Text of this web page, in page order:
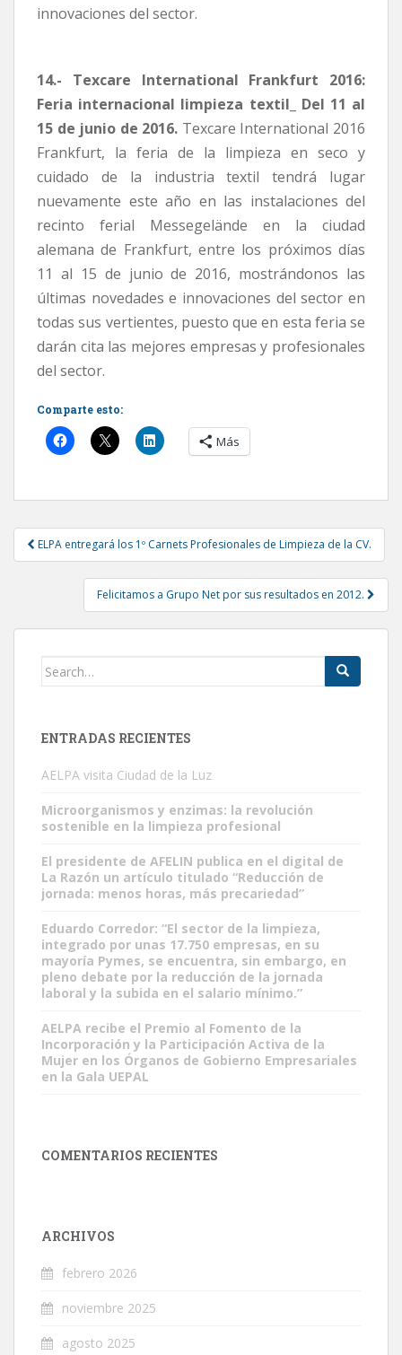
innovaciones del sector.
14.- Texcare International Frankfurt 2016:
Feria internacional limpieza textil_ Del 11 al
15 de junio de 2016. Texcare International 2016
Frankfurt, la feria de la limpieza en seco y
cuidado de la industria textil tendrá lugar
nuevamente este año en las instalaciones del
recinto ferial Messegelände en la ciudad
alemana de Frankfurt, entre los próximos días
11 al 15 de junio de 2016, mostrándonos las
últimas novedades e innovaciones del sector en
todas sus vertientes, puesto que en esta feria se
darán cita las mejores empresas y profesionales
del sector.
Comparte esto:
Más
Post
navigation
ELPA entregará los 1º Carnets Profesionales de Limpieza de la CV.
Felicitamos a Grupo Net por sus resultados en 2012.
Search
ENTRADAS RECIENTES
AELPA visita Ciudad de la Luz
Microorganismos y enzimas: la revolución
sostenible en la limpieza profesional
El presidente de AFELIN publica en el digital de
La Razón un artículo titulado “Reducción de
jornada: menos horas, más precariedad”
Eduardo Corredor: “El sector de la limpieza,
integrado por unas 17.750 empresas, en su
mayoría Pymes, se encuentra, sin embargo, en
pleno debate por la reducción de la jornada
laboral y la subida en el salario mínimo.”
AELPA recibe el Premio al Fomento de la
Incorporación y la Participación Activa de la
Mujer en los Órganos de Gobierno Empresariales
en la Gala UEPAL
COMENTARIOS RECIENTES
ARCHIVOS
febrero 2026
noviembre 2025
agosto 2025